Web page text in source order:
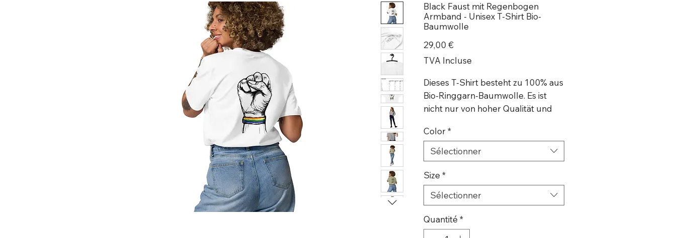
Black Faust mit Regenbogen
Armband - Unisex T-Shirt Bio-
Baumwolle
29,00 €Prix
TVA Incluse
Dieses T-Shirt besteht zu 100% aus
Bio-Ringgarn-Baumwolle. Es ist
nicht nur von hoher Qualität und
umweltfreundlich.
Druck: Hinten
Marke: Stanley/Stella
• Stoffgewicht: 5.3 oz/yd² (180
Color*
Sélectionner
Size *
Sélectionner
Quantité *